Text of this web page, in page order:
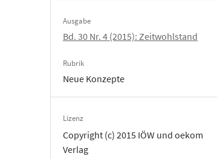
Ausgabe
Bd. 30 Nr. 4 (2015): Zeitwohlstand
Rubrik
Neue Konzepte
Lizenz
Copyright (c) 2015 IÖW und oekom
Verlag